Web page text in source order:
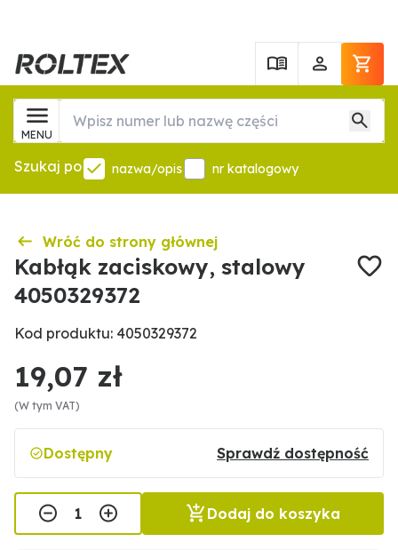
MENU
Szukaj po nazwa/opis nr katalogowy
Wróć do strony głównej
Kabłąk zaciskowy, stalowy
4050329372
Kod produktu: 4050329372
19,07 zł
(W tym VAT)
Dostępny Sprawdź dostępność
Dodaj do koszyka